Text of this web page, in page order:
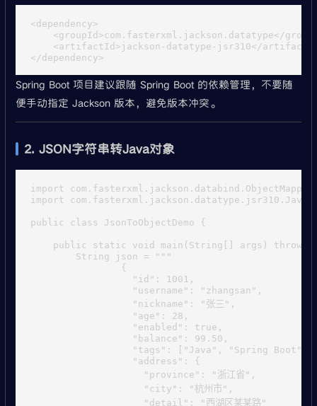
<dependency>
<groupId>com.fasterxml.jackson.datatype</
<artifactId>jackson-datatype-jsr310</
Spring Boot 项目建议跟随 Spring Boot 的依赖管理，不要随
便手动指定 Jackson 版本，避免版本冲突。
2. JSON字符串转Java对象
import
import
public class JsonToObjectDemo {
public static void main(String[] args) throws
        String json = """
                {
                  "id": 1001,
                  "username": "zhangsan",
                  "nickname": "张三",
                  "age": 28,
                  "enabled": true,
                  "balance": 99.50,
"tags": ["Java", "Spring Boot",
                  "address": {
                    "province": "浙江省",
                    "city": "杭州市",
                    "detail": "西湖区某某路"